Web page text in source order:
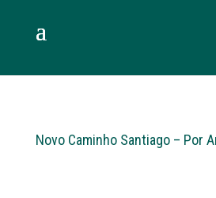
Novo Caminho Santiago – Por